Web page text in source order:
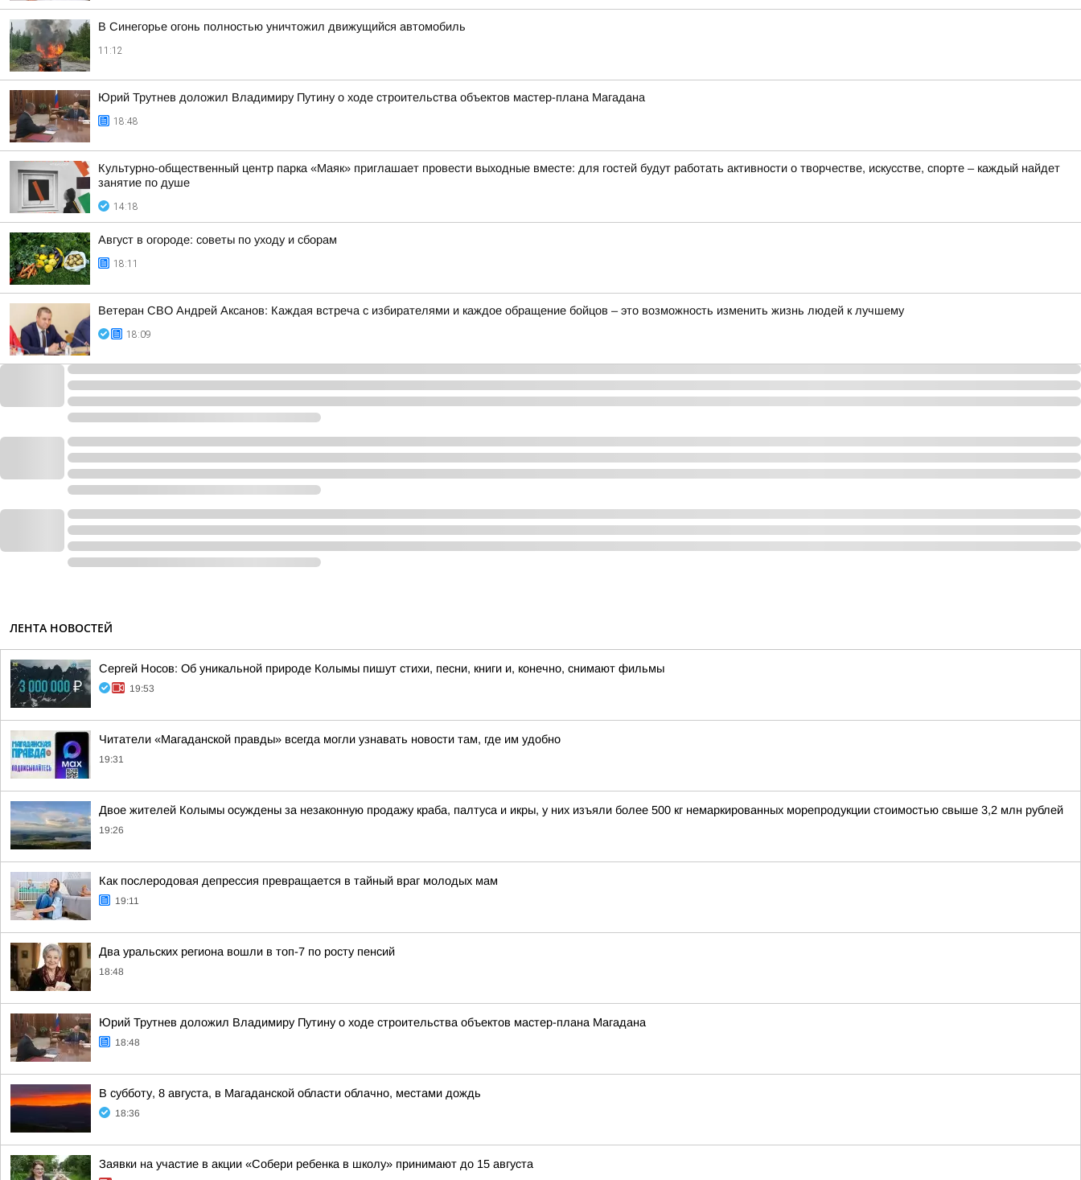
В Синегорье огонь полностью уничтожил движущийся автомобиль
11:12
Юрий Трутнев доложил Владимиру Путину о ходе строительства объектов мастер-плана Магадана
18:48
Культурно-общественный центр парка «Маяк» приглашает провести выходные вместе: для гостей будут работать активности о творчестве, искусстве, спорте – каждый найдет
занятие по душе
14:18
Август в огороде: советы по уходу и сборам
18:11
Ветеран СВО Андрей Аксанов: Каждая встреча с избирателями и каждое обращение бойцов – это возможность изменить жизнь людей к лучшему
18:09
ЛЕНТА НОВОСТЕЙ
Сергей Носов: Об уникальной природе Колымы пишут стихи, песни, книги и, конечно, снимают фильмы
19:53
Читатели «Магаданской правды» всегда могли узнавать новости там, где им удобно
19:31
Двое жителей Колымы осуждены за незаконную продажу краба, палтуса и икры, у них изъяли более 500 кг немаркированных морепродукции стоимостью свыше 3,2 млн рублей
19:26
Как послеродовая депрессия превращается в тайный враг молодых мам
19:11
Два уральских региона вошли в топ-7 по росту пенсий
18:48
Юрий Трутнев доложил Владимиру Путину о ходе строительства объектов мастер-плана Магадана
18:48
В субботу, 8 августа, в Магаданской области облачно, местами дождь
18:36
Заявки на участие в акции «Собери ребенка в школу» принимают до 15 августа